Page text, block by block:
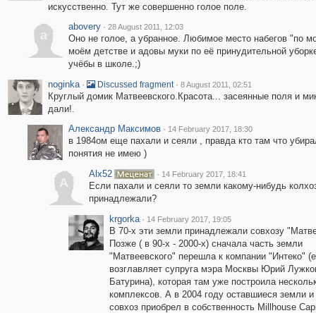
искусственно. Тут же совершенно голое поле.
a
abovery · 28 August 2011, 12:03
Оно не голое, а убранное. Любимое место набегов "по
моём детстве и адовы муки по её принудительной
учёбы в школе.;)
noginka · Discussed fragment · 8 August 2011, 02:51
Круглый домик Матвеевского.Красота... засеянные поля и
дали!.
Александр Максимов · 14 February 2017, 18:30
в 1984ом еще пахали и сеяли , правда кто там что
понятия не имею )
A
Alx52 · 14 February 2017, 18:41
Если пахали и сеяли то земли какому-нибудь
принадлежали?
krgorka · 14 February 2017, 19:05
В 70-х эти земли принадлежали совхозу
Позже ( в 90-х - 2000-х) сначала часть земли
"Матвеевского" перешла к компании "Интеко"
возглавляет супруга мэра Москвы Юрий
Батурина), которая там уже построила
комплексов. А в 2004 году оставшиеся земли
совхоз приобрел в собственность Millhouse